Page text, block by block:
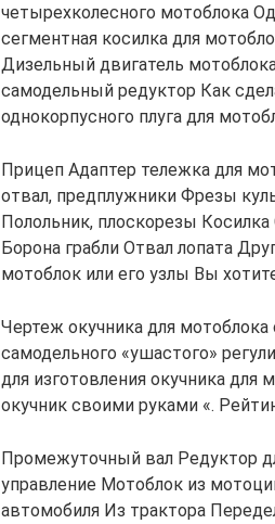
четырехколесного мотоблока
сегментная косилка для
Дизельный двигатель
самодельный редуктор Как
однокорпусного плуга для
Прицеп Адаптер тележка для
отвал, предплужники Фрезы
Полольник, плоскорезы
Борона грабли Отвал лопата
мотоблок или его узлы Вы
Чертеж окучника для
самодельного «ушастого»
для изготовления окучника
окучник своими руками «.
Промежуточный вал Редуктор
управление Мотоблок из
автомобиля Из трактора